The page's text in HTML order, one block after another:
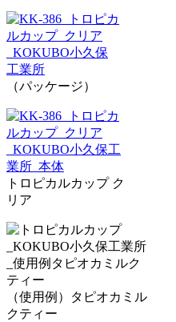
（パッケージ）
トロピカルカップ ク
リア
（使用例）タピオカミル
クティー